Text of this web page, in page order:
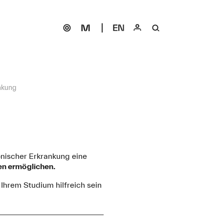
Erkrankung eine
ermöglichen.
Studium hilfreich sein